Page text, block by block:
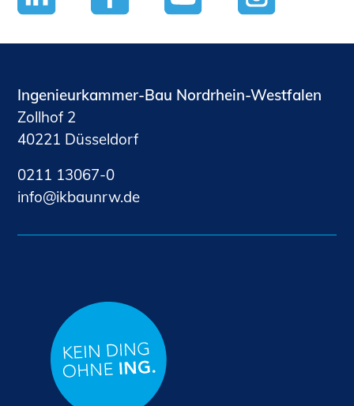
Ingenieurkammer-Bau Nordrhein-Westfalen
Zollhof 2
40221 Düsseldorf
0211 13067-0
nf
kb nrwd